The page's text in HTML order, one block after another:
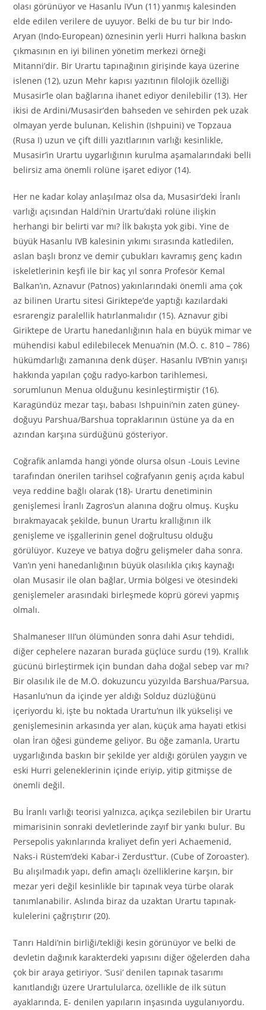
olası görünüyor ve Hasanlu IV’un (11) yanmış kalesinden
elde edilen verilere de uyuyor. Belki de bu tur bir Indo-
Aryan (Indo-European) öznesinin yerli Hurri halkına baskın
çıkmasının en iyi bilinen yönetim merkezi örneği
Mitanni’dir. Bir Urartu tapınağının girişinde kaya üzerine
islenen (12), uzun Mehr kapısı yazıtının filolojik özelliği
Musasir’le olan bağlarına ihanet ediyor denilebilir (13). Her
ikisi de Ardini/Musasir’den bahseden ve sehirden pek uzak
olmayan yerde bulunan, Kelishin (Ishpuini) ve Topzaua
(Rusa I) uzun ve çift dilli yazıtlarının varlığı kesinlikle,
Musasir’in Urartu uygarlığının kurulma aşamalarındaki belli
belirsiz ama önemli rolüne işaret ediyor (14).
Her ne kadar kolay anlaşılmaz olsa da, Musasir’deki İranlı
varlığı açısından Haldi’nin Urartu’daki rolüne ilişkin
herhangi bir belirti var mı? İlk bakışta yok gibi. Yine de
büyük Hasanlu IVB kalesinin yıkımı sırasında katledilen,
aslan başlı bronz ve demir çubukları kavramış genç kadın
iskeletlerinin keşfi ile bir kaç yıl sonra Profesör Kemal
Balkan’ın, Aznavur (Patnos) yakınlarındaki önemli ama çok
az bilinen Urartu sitesi Giriktepe’de yaptığı kazılardaki
esrarengiz paralellik hatırlanmalıdır (15). Aznavur gibi
Giriktepe de Urartu hanedanlığının hala en büyük mimar ve
mühendisi kabul edilebilecek Menua’nin (M.Ö. c. 810 – 786)
hükümdarlığı zamanına denk düşer. Hasanlu IVB’nin yanışı
hakkında yapılan çoğu radyo-karbon tarihlemesi,
sorumlunun Menua olduğunu kesinleştirmiştir (16).
Karagündüz mezar taşı, babası Ishpuini’nin zaten güney-
doğuyu Parshua/Barshua topraklarının üstüne ya da en
azından karşına sürdüğünü gösteriyor.
Coğrafik anlamda hangi yönde olursa olsun -Louis Levine
tarafından önerilen tarihsel coğrafyanın geniş açıda kabul
veya reddine bağlı olarak (18)- Urartu denetiminin
genişlemesi İranlı Zagros’un alanına doğru olmuş. Kuşku
bırakmayacak şekilde, bunun Urartu krallığının ilk
genişleme ve işgallerinin genel doğrultusu olduğu
görülüyor. Kuzeye ve batıya doğru gelişmeler daha sonra.
Van’ın yeni hanedanlığının büyük olasılıkla çıkış kaynağı
olan Musasir ile olan bağlar, Urmia bölgesi ve ötesindeki
genişlemeler arasındaki birleşmede köprü görevi yapmış
olmalı.
Shalmaneser III’un ölümünden sonra dahi Asur tehdidi,
diğer cephelere nazaran burada güçlüce surdu (19). Krallık
gücünü birleştirmek için bundan daha doğal sebep var mı?
Bir olasılık ile de M.Ö. dokuzuncu yüzyılda Barshua/Parsua,
Hasanlu’nun da içinde yer aldığı Solduz düzlüğünü
içeriyordu ki, işte bu noktada Urartu’nun ilk yükselişi ve
genişlemesinin arkasında yer alan, küçük ama hayati etkisi
olan İran öğesi gündeme geliyor. Bu öğe zamanla, Urartu
uygarlığında baskın bir şekilde yer aldığı görülen yaygın ve
eski Hurri geleneklerinin içinde eriyip, yitip gitmişse de
önemli değil.
Bu İranlı varlığı teorisi yalnızca, açıkça sezilebilen bir Urartu
mimarisinin sonraki devletlerinde zayıf bir yankı bulur. Bu
Persepolis yakınlarında kraliyet defin yeri Achaemenid,
Naks-i Rüstem’deki Kabar-i Zerdust’tur. (Cube of Zoroaster).
Bu alışılmadık yapı, defin amaçlı özelliklerine karşın, bir
mezar yeri değil kesinlikle bir tapınak veya türbe olarak
tanımlanabilir. Aslında biraz da uzaktan Urartu tapınak-
kulelerini çağrıştırır (20).
Tanrı Haldi’nin birliği/tekliği kesin görünüyor ve belki de
devletin dağınık karakterdeki yapısını diğer öğelerden daha
çok bir araya getiriyor. ‘Susi’ denilen tapınak tasarımı
kanıtlandığı üzere Urartulularca, özellikle de ilk sütun
ayaklarında, E- denilen yapıların inşasında uygulanıyordu.